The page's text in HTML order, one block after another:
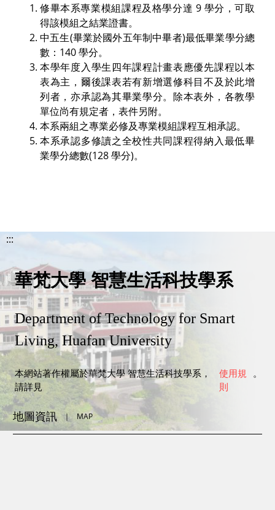
修畢本系專業模組課程及格學分達 9 學分，可取
得該模組之結業證書。
中五生(畢業於國外五年制中畢者)最低畢業學分總
數：140 學分。
本學年度入學生四年課程計畫表應優先課程以本
表為主，爾後課表若有新增選修科目不及於此增
列者，亦承認為其畢業學分。除本表外，各教學
單位尚有規定者，表件另附。
本系兩組之專業必修及專業模組課程互相承認。
本系承認多修讀之全校性共同課程得納入最低畢
業學分總數(128 學分)。
:::
華梵大學 智慧生活科技學系
Department of Technology for Smart
Living, Huafan University
本網站著作權屬於華梵大學 智慧生活科技學系，
請詳見
使用規
則
。
地圖資訊 ｜ MAP